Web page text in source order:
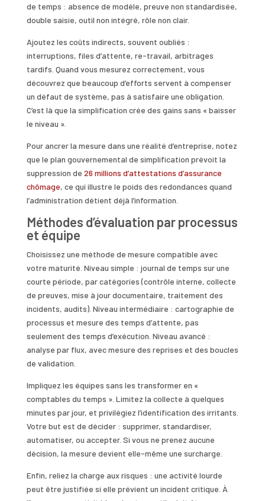
de temps : absence de modèle, preuve non standardisée,
double saisie, outil non intégré, rôle non clair.
Ajoutez les coûts indirects, souvent oubliés :
interruptions, files d’attente, re-travail, arbitrages
tardifs. Quand vous mesurez correctement, vous
découvrez que beaucoup d’efforts servent à compenser
un défaut de système, pas à satisfaire une obligation.
C’est là que la simplification crée des gains sans « baisser
le niveau ».
Pour ancrer la mesure dans une réalité d’entreprise, notez
que le plan gouvernemental de simplification prévoit la
suppression de 26 millions d’attestations d’assurance
chômage, ce qui illustre le poids des redondances quand
l’administration détient déjà l’information.
Méthodes d’évaluation par processus
et équipe
Choisissez une méthode de mesure compatible avec
votre maturité. Niveau simple : journal de temps sur une
courte période, par catégories (contrôle interne, collecte
de preuves, mise à jour documentaire, traitement des
incidents, audits). Niveau intermédiaire : cartographie de
processus et mesure des temps d’attente, pas
seulement des temps d’exécution. Niveau avancé :
analyse par flux, avec mesure des reprises et des boucles
de validation.
Impliquez les équipes sans les transformer en «
comptables du temps ». Limitez la collecte à quelques
minutes par jour, et privilégiez l’identification des irritants.
Votre but est de décider : supprimer, standardiser,
automatiser, ou accepter. Si vous ne prenez aucune
décision, la mesure devient elle-même une surcharge.
Enfin, reliez la charge aux risques : une activité lourde
peut être justifiée si elle prévient un incident critique. À